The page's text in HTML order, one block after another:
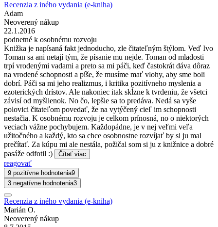
Recenzia z iného vydania (e-kniha)
Adam
Neoverený nákup
22.1.2016
podnetné k osobnému rozvoju
Knižka je napísaná fakt jednoducho, zle čitateľným štýlom. Veď Ivo
Toman sa ani netají tým, že písanie mu nejde. Toman od mladosti
trpí vrodenými vadami a preto sa mi páči, keď častokrát dáva dôraz
na vrodené schopnosti a píše, že musíme mať vlohy, aby sme boli
dobrí. Páči sa mi jeho realizmus, i kritika pozitívneho myslenia a
ezoterických drístov. Ale nakoniec itak skĺzne k tvrdeniu, že všetci
závisí od myšlienok. No čo, lepšie sa to predáva. Nedá sa vyše
polovici čitateľom povedať, že na vytýčený cieľ im schopnosti
nestačia. K osobnému rozvoju je celkom prínosná, no o niektorých
veciach vážne pochybujem. Každopádne, je v nej veľmi veľa
užitočného a každý, kto sa chce osobnostne rozvíjať by si ju mal
prečítať. Za kúpu mi ale nestála, požičal som si ju z knižnice a dobré
pasáže odfotil :)
Čítať viac
reagovať
9 pozitívne hodnotenia9
3 negatívne hodnotenia3
Recenzia z iného vydania (e-kniha)
Marián O.
Neoverený nákup